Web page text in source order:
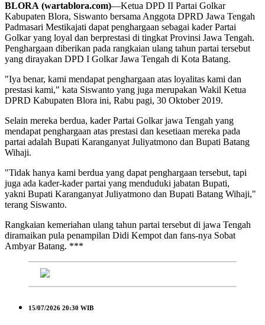
BLORA (wartablora.com)—Ketua DPD II Partai Golkar
Kabupaten Blora, Siswanto bersama Anggota DPRD Jawa Tengah
Padmasari Mestikajati dapat penghargaan sebagai kader Partai
Golkar yang loyal dan berprestasi di tingkat Provinsi Jawa Tengah.
Penghargaan diberikan pada rangkaian ulang tahun partai tersebut
yang dirayakan DPD I Golkar Jawa Tengah di Kota Batang.
"Iya benar, kami mendapat penghargaan atas loyalitas kami dan
prestasi kami," kata Siswanto yang juga merupakan Wakil Ketua
DPRD Kabupaten Blora ini, Rabu pagi, 30 Oktober 2019.
Selain mereka berdua, kader Partai Golkar jawa Tengah yang
mendapat penghargaan atas prestasi dan kesetiaan mereka pada
partai adalah Bupati Karanganyat Juliyatmono dan Bupati Batang
Wihaji.
"Tidak hanya kami berdua yang dapat penghargaan tersebut, tapi
juga ada kader-kader partai yang menduduki jabatan Bupati,
yakni Bupati Karanganyat Juliyatmono dan Bupati Batang Wihaji,"
terang Siswanto.
Rangkaian kemeriahan ulang tahun partai tersebut di jawa Tengah
diramaikan pula penampilan Didi Kempot dan fans-nya Sobat
Ambyar Batang. ***
15/07/2026 20:30 WIB